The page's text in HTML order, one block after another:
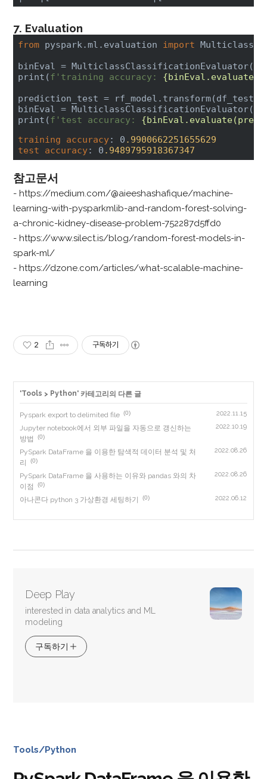
7. Evaluation
from pyspark.ml.evaluation import
binEval =
print(f'training accuracy:
prediction_test = rf_model.transform(df_test)
binEval =
print(f'test accuracy:
training
accuracy: 0 .9900662251655629
test
accuracy: 0 .9489795918367347
참고문서
-https://medium.com/@aieeshashafique/machine-
learning-with-pysparkmlib-and-random-forest-solving-
a-chronic-kidney-disease-problem-752287d5ffd0
-https://www.silect.is/blog/random-forest-models-in-
spark-ml/
- https://dzone.com/articles/what-scalable-machine-
learning
2 구독하기
'Tools > Python' 카테고리의 다른 글
Pyspark export to delimited file (0) 2022.11.15
Jupyter notebook에서 외부 파일을 자동으로 갱신하는
방법
(0)
2022.10.19
PySpark DataFrame 을 이용한 탐색적 데이터 분석 및 처
리
(0)
2022.08.26
PySpark DataFrame 을 사용하는 이유와 pandas 와의 차
이점
(0)
2022.08.26
아나콘다 python 3 가상환경 세팅하기 (0) 2022.06.12
Deep Play
interested in data analytics and ML
modeling
구독하기
Tools/Python